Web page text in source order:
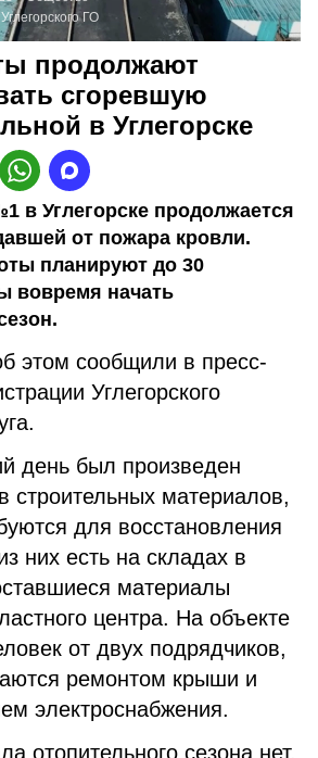
ГО
продолжают
сгоревшую
в Углегорске
в Углегорске продолжается
от пожара кровли.
планируют до 30
вовремя начать
этом сообщили в пресс-
Углегорского
день был произведен
строительных материалов,
для восстановления
них есть на складах в
материалы
центра. На объекте
от двух подрядчиков,
ремонтом крыши и
электроснабжения.
отопительного сезона нет,